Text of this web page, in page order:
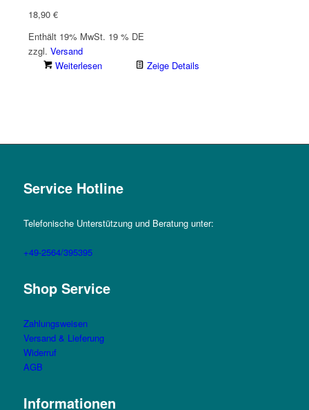
18,90 €
Enthält 19% MwSt. 19 % DE
zzgl. Versand
Weiterlesen
Zeige Details
Service Hotline
Telefonische Unterstützung und Beratung unter:
+49-2564/395395
Shop Service
Zahlungsweisen
Versand & Lieferung
Widerruf
AGB
Informationen